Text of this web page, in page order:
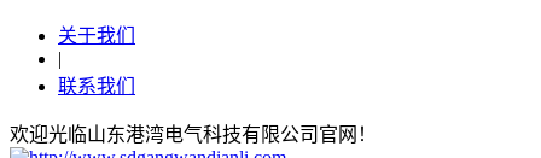
关于我们
|
联系我们
欢迎光临山东港湾电气科技有限公司官网！